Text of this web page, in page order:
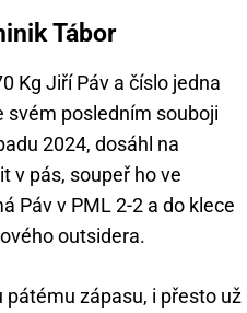
Tábor
Kg Jiří Páv a číslo jedna
svém posledním souboji
2024, dosáhl na
v pás, soupeř ho ve
Páv v PML 2-2 a do klece
outsidera.
pátému zápasu, i přesto už